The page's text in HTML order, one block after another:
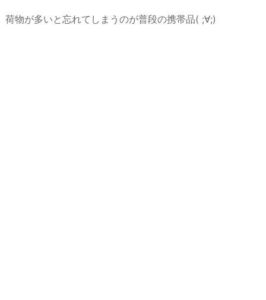
荷物が多いと忘れてしまうのが普段の携帯品( ;∀;)